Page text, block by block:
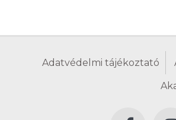
Adatvédelmi tájékoztató